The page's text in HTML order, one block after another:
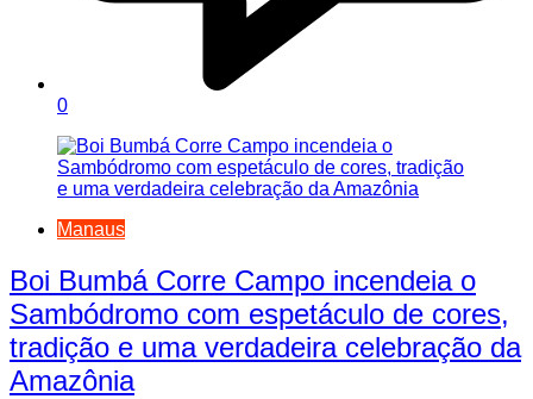
0
Manaus
Boi Bumbá Corre Campo incendeia o
Sambódromo com espetáculo de cores,
tradição e uma verdadeira celebração da
Amazônia